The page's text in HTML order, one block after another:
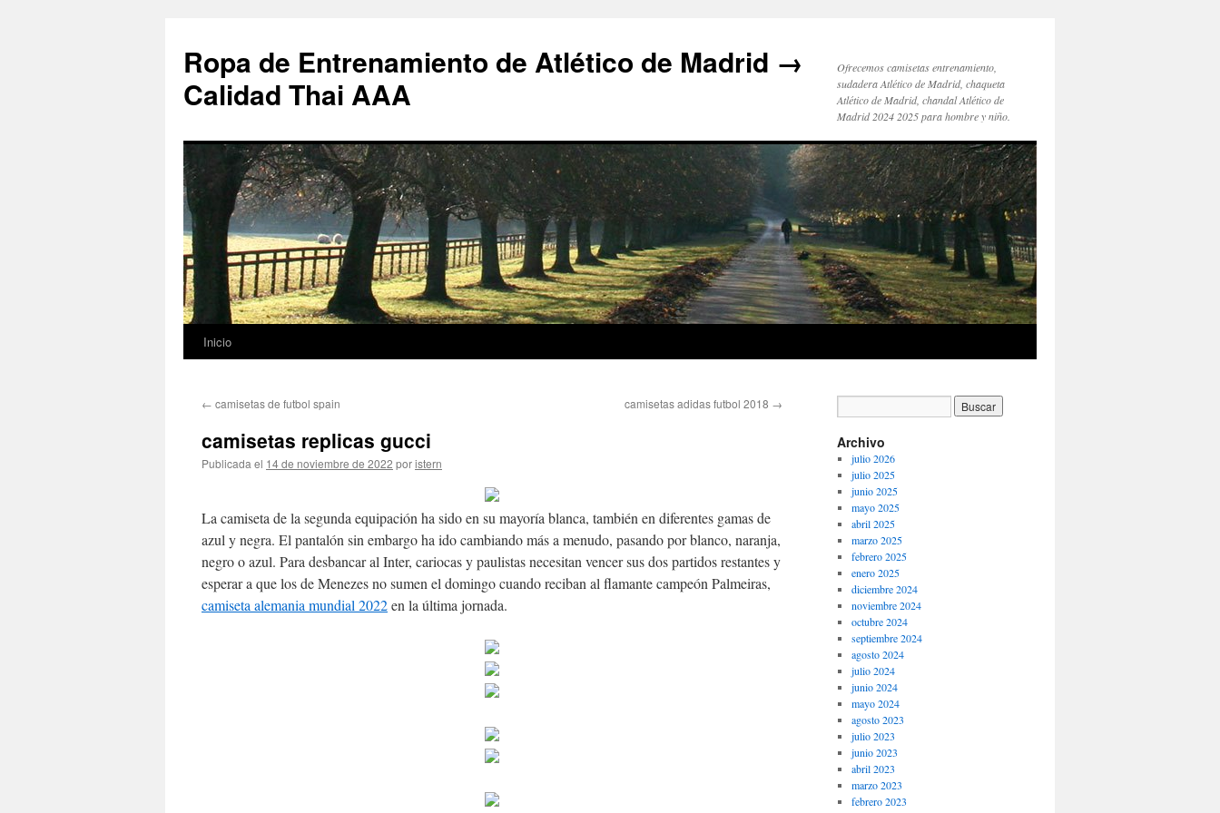
Ropa de Entrenamiento de Atlético de Madrid →
Calidad Thai AAA
Ofrecemos camisetas entrenamiento,
sudadera Atlético de Madrid, chaqueta
Atlético de Madrid, chandal Atlético de
Madrid 2024 2025 para hombre y niño.
Saltar
contenido
Inicio
← camisetas de futbol spain camisetas adidas futbol 2018 →
camisetas replicas gucci
Publicada el 14 de noviembre de 2022 poristern
La camiseta de la segunda equipación ha sido en su mayoría blanca, también en diferentes gamas de
azul y negra. El pantalón sin embargo ha ido cambiando más a menudo, pasando por blanco, naranja,
negro o azul. Para desbancar al Inter, cariocas y paulistas necesitan vencer sus dos partidos restantes y
esperar a que los de Menezes no sumen el domingo cuando reciban al flamante campeón Palmeiras,
camiseta alemania mundial 2022en la última jornada.
Archivo
julio 2026
julio 2025
junio 2025
mayo 2025
abril 2025
marzo 2025
febrero 2025
enero 2025
diciembre 2024
noviembre 2024
octubre 2024
septiembre 2024
agosto 2024
julio 2024
junio 2024
mayo 2024
agosto 2023
julio 2023
junio 2023
abril 2023
marzo 2023
febrero 2023